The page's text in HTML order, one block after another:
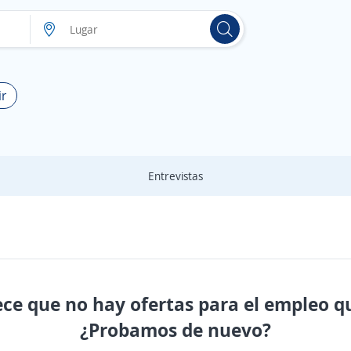
Entrevistas
que no hay ofertas para el empleo
¿Probamos de nuevo?